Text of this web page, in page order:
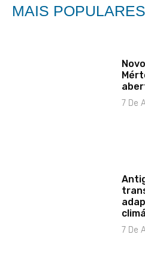
MAIS POPULARES
7 De
7 De